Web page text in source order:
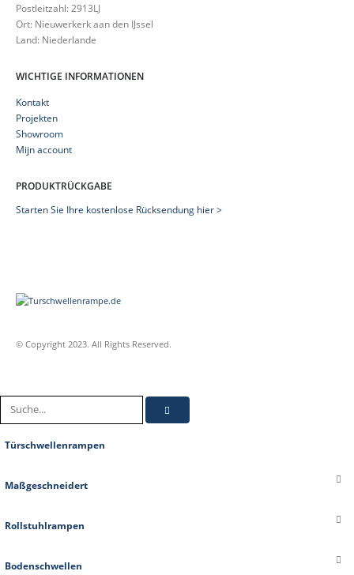
Postleitzahl: 2913LJ
Ort: Nieuwerkerk aan den IJssel
Land: Niederlande
WICHTIGE INFORMATIONEN
Kontakt
Projekten
Showroom
Mijn account
PRODUKTRÜCKGABE
Starten Sie Ihre kostenlose Rücksendung hier >
© Copyright 2023. All Rights Reserved.
Türschwellenrampen
Maßgeschneidert
Rollstuhlrampen
Bodenschwellen